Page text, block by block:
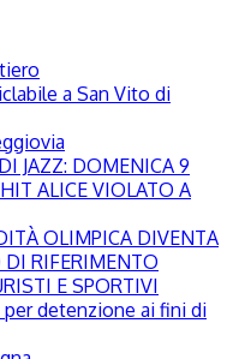
a San Vito di
JAZZ: DOMENICA 9
ALICE VIOLATO A
OLIMPICA DIVENTA
DI RIFERIMENTO
E SPORTIVI
per detenzione ai fini di